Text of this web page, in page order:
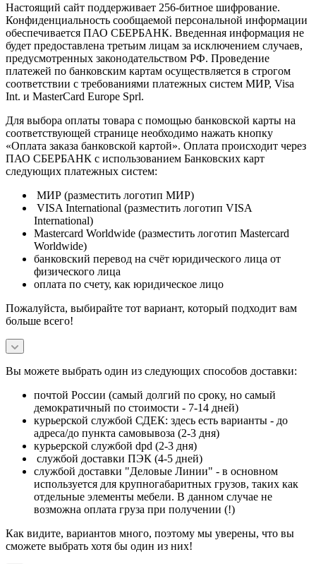
Настоящий сайт поддерживает 256-битное шифрование.
Конфиденциальность сообщаемой персональной информации
обеспечивается ПАО СБЕРБАНК. Введенная информация не
будет предоставлена третьим лицам за исключением случаев,
предусмотренных законодательством РФ. Проведение
платежей по банковским картам осуществляется в строгом
соответствии с требованиями платежных систем МИР, Visa
Int. и MasterCard Europe Sprl.
Для выбора оплаты товара с помощью банковской карты на
соответствующей странице необходимо нажать кнопку
«Оплата заказа банковской картой». Оплата происходит через
ПАО СБЕРБАНК с использованием Банковских карт
следующих платежных систем:
МИР (разместить логотип МИР)
VISA International (разместить логотип VISA
International)
Mastercard Worldwide (разместить логотип Mastercard
Worldwide)
банковский перевод на счёт юридического лица от
физического лица
оплата по счету, как юридическое лицо
Пожалуйста, выбирайте тот вариант, который подходит вам
больше всего!
Вы можете выбрать один из следующих способов доставки:
почтой России (самый долгий по сроку, но самый
демократичный по стоимости - 7-14 дней)
курьерской службой СДЕК: здесь есть варианты - до
адреса/до пункта самовывоза (2-3 дня)
курьерской службой dpd (2-3 дня)
службой доставки ПЭК (4-5 дней)
службой доставки "Деловые Линии" - в основном
используется для крупногабаритных грузов, таких как
отдельные элементы мебели. В данном случае не
возможна оплата груза при получении (!)
Как видите, вариантов много, поэтому мы уверены, что вы
сможете выбрать хотя бы один из них!